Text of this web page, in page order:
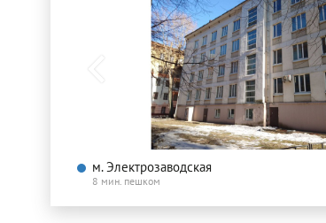
м. Электрозаводская
8 мин. пешком